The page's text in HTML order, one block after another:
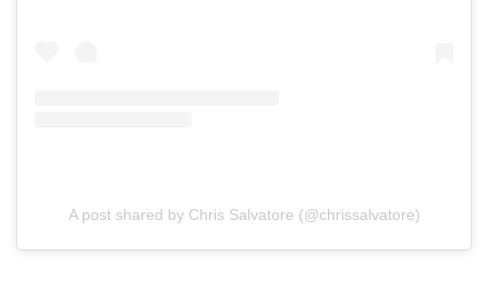
A post shared by Chris Salvatore (@chrissalvatore)